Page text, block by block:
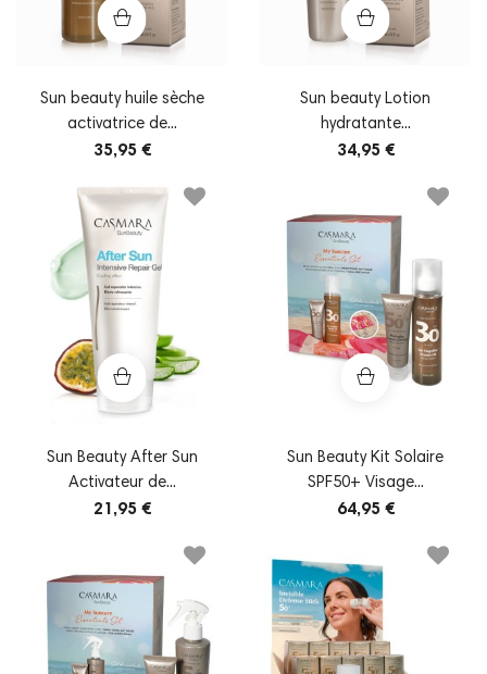
Sun beauty huile sèche
activatrice de...
35,95 €
Sun beauty Lotion
hydratante...
34,95 €
Sun Beauty After Sun
Activateur de...
21,95 €
Sun Beauty Kit Solaire
SPF50+ Visage...
64,95 €